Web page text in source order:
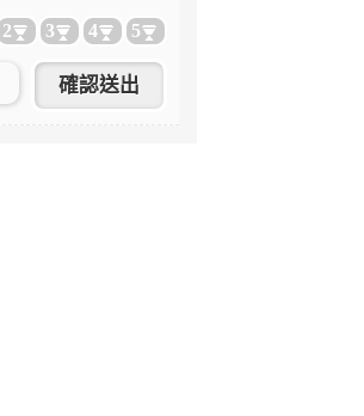
2 3 4 5